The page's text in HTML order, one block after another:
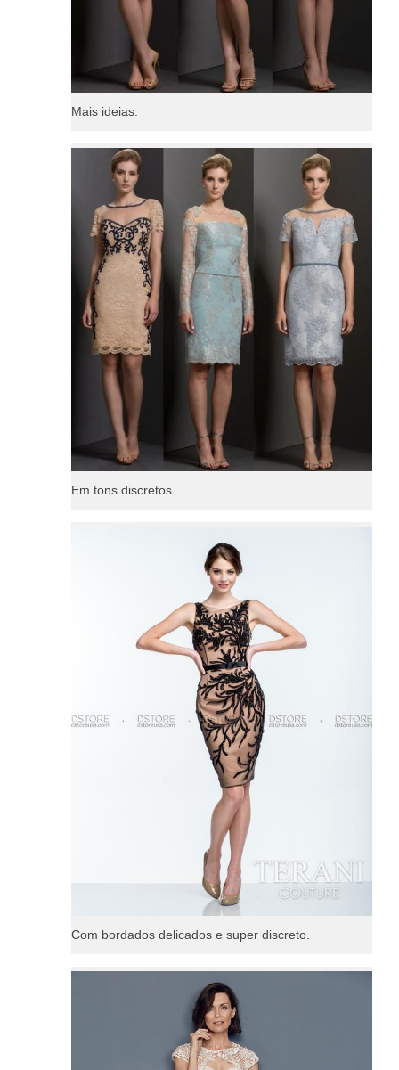
Mais ideias.
Em tons discretos.
Com bordados delicados e super discreto.